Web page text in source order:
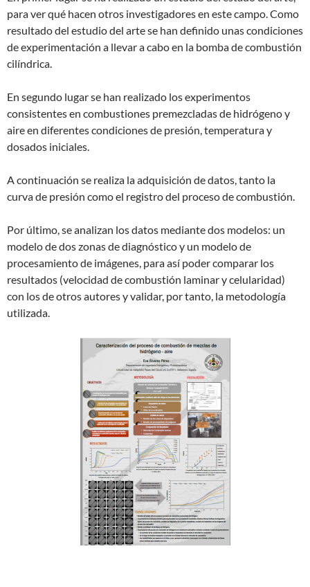
para ver qué hacen otros investigadores en este campo. Como
resultado del estudio del arte se han definido unas condiciones
de experimentación a llevar a cabo en la bomba de combustión
cilíndrica.
En segundo lugar se han realizado los experimentos
consistentes en combustiones premezcladas de hidrógeno y
aire en diferentes condiciones de presión, temperatura y
dosados iniciales.
A continuación se realiza la adquisición de datos, tanto la
curva de presión como el registro del proceso de combustión.
Por último, se analizan los datos mediante dos modelos: un
modelo de dos zonas de diagnóstico y un modelo de
procesamiento de imágenes, para así poder comparar los
resultados (velocidad de combustión laminar y celularidad)
con los de otros autores y validar, por tanto, la metodología
utilizada.